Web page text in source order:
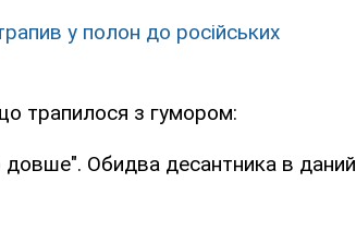
у полон до російських
трапилося з гумором:
Обидва десантника в даний